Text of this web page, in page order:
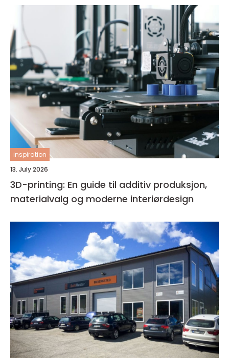
inspiration
13. July 2026
3D-printing: En guide til additiv produksjon,
materialvalg og moderne interiørdesign